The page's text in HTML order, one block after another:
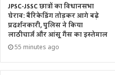
JPSC-JSSC छात्रों का विधानसभा
घेराव: बैरिकेडिंग तोड़कर आगे बढ़े
प्रदर्शनकारी, पुलिस ने किया
लाठीचार्ज और आंसू गैस का इस्तेमाल
55 minutes ago